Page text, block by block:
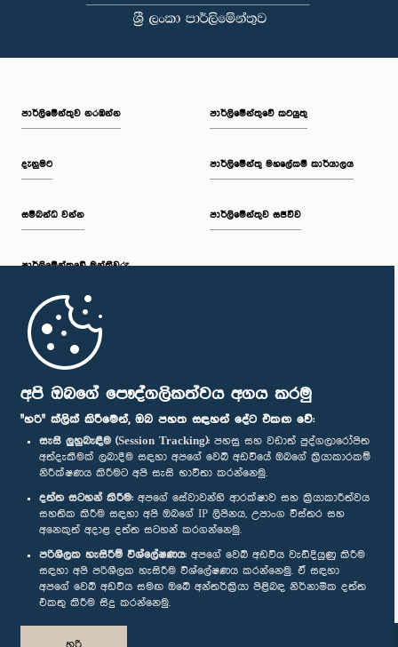
අපි ඔබගේ පෞද්ගලිකත්වය අගය කරමු
"හරි" ක්ලික් කිරීමෙන්, ඔබ පහත සඳහන් දේට එකඟ වේ:
සැසි ලුහුබැඳීම (Session Tracking): පහසු සහ වඩාත් පුද්ගලාරෝපිත
අත්දැකීමක් ලබාදීම සඳහා අපගේ වෙබ් අඩවියේ ඔබගේ ක්‍රියාකාරකම්
නිරීක්ෂණය කිරීමට අපි සැසි භාවිතා කරන්නෙමු.
දත්ත සටහන් කිරීම: අපගේ සේවාවන්හි ආරක්ෂාව සහ ක්‍රියාකාරීත්වය
සහතික කිරීම සඳහා අපි ඔබගේ IP ලිපිනය, උපාංග විස්තර සහ
අනෙකුත් අදාළ දත්ත සටහන් කරගන්නෙමු.
පරිශීලක හැසිරීම් විශ්ලේෂණය: අපගේ වෙබ් අඩවිය වැඩිදියුණු කිරීම
සඳහා අපි පරිශීලක හැසිරීම විශ්ලේෂණය කරන්නෙමු. ඒ සඳහා
අපගේ වෙබ් අඩවිය සමඟ ඔබේ අන්තර්ක්‍රියා පිළිබඳ නිර්නාමික දත්ත
එකතු කිරීම සිදු කරන්නෙමු.
පාර්ලි‌මේන්තුව නරඹන්න
දැනුමට
සම්බන්ධ වන්න
පාර්ලි‌මේන්තුවේ මන්ත්‍රීවරු
මුල් පිටුව
පාර්ලිමේන්තුවේ කටයුතු
පාර්ලිමේන්තු මහලේකම් කාර්යාලය
පාර්ලිමේන්තුව සජීවීව
පාර්ලිමේන්තු ජංගම යෙදුම
අප හා සම්බන්ධ වී සිටින්න :
සම්මාන
පෞද්ගලිකත්ව ප්‍රතිපත්තිය